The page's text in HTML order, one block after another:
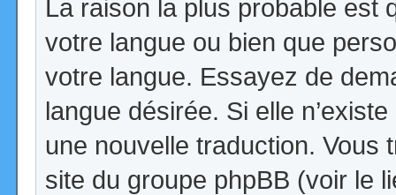
La raison la plus probable est
votre langue ou bien que
votre langue. Essayez de
langue désirée. Si elle
une nouvelle traduction. Vous
site du groupe phpBB (voir le